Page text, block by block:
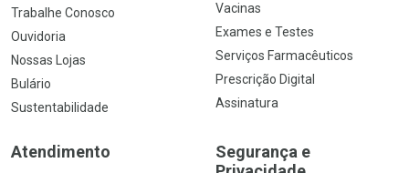
Trabalhe Conosco
Ouvidoria
Nossas Lojas
Bulário
Sustentabilidade
Vacinas
Exames e Testes
Serviços Farmacêuticos
Prescrição Digital
Assinatura
Atendimento
Segurança e